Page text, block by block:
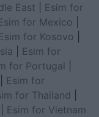
East
Esim for
for Mexico
Esim for Kosovo
Esim for
for Portugal
Esim for
for Thailand
Esim for Vietnam